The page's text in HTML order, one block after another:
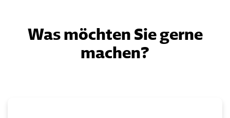
Was möchten Sie gerne
machen?